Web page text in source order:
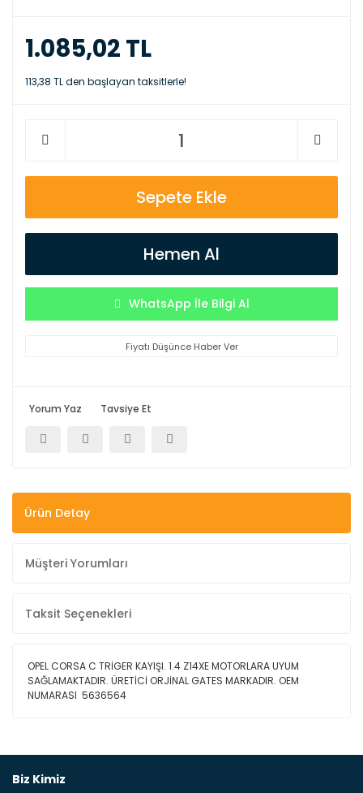
1.085,02 TL
113,38 TL den başlayan taksitlerle!
Sepete Ekle
Hemen Al
WhatsApp İle Bilgi Al
Fiyatı Düşünce Haber Ver
Yorum Yaz Tavsiye Et
Ürün Detay
Müşteri Yorumları
Taksit Seçenekleri
OPEL CORSA C TRİGER KAYIŞI. 1.4 Z14XE MOTORLARA UYUM
SAĞLAMAKTADIR. ÜRETİCİ ORJİNAL GATES MARKADIR. OEM
NUMARASI 5636564
Biz Kimiz